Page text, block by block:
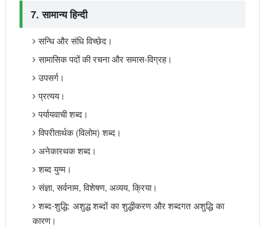
7. सामान्य हिन्दी
सन्धि और संधि विच्छेद।
सामासिक पदों की रचना और समास-विग्रह।
उपसर्ग।
प्रत्यय।
पर्यायवाची शब्द।
विपरीतार्थक (विलोम) शब्द।
अनेकारथक शब्द।
शब्द युग्म।
संज्ञा, सर्वनाम, विशेषण, अव्यय, क्रिया।
शब्द-शुद्धि: अशुद्ध शब्दों का शुद्धीकरण और शब्दगत अशुद्धि का
कारण।